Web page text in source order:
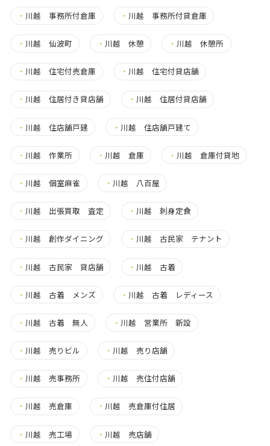
・ 川越 事務所付倉庫 ・ 川越 事務所付貸倉庫
・ 川越 仙波町 ・ 川越 休憩 ・ 川越 休憩所
・ 川越 住宅付売倉庫 ・ 川越 住宅付貸店舗
・ 川越 住居付き貸店舗 ・ 川越 住居付貸店舗
・ 川越 住店舗戸建 ・ 川越 住店舗戸建て
・ 川越 作業所 ・ 川越 倉庫 ・ 川越 倉庫付貸地
・ 川越 個室麻雀 ・ 川越 八百屋
・ 川越 出張買取 査定 ・ 川越 刺身定食
・ 川越 創作ダイニング ・ 川越 古民家 テナント
・ 川越 古民家 貸店舗 ・ 川越 古着
・ 川越 古着 メンズ ・ 川越 古着 レディース
・ 川越 古着 無人 ・ 川越 営業所 新設
・ 川越 売りビル ・ 川越 売り店舗
・ 川越 売事務所 ・ 川越 売住付店舗
・ 川越 売倉庫 ・ 川越 売倉庫付住居
・ 川越 売工場 ・ 川越 売店舗